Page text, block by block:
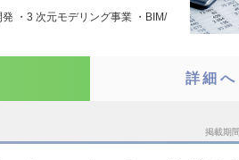
・3 次元モデリング事業 ・BIM/
詳細へ
掲載期間